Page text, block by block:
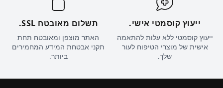
ייעוץ קוסמטי אישי.
ייעוץ קוסמטי ללא עלות להתאמה
אישית של מוצרי הטיפוח לעור
שלך.
תשלום מאובטח SSL.
האתר מוצפן ומאובטח תחת
תקני אבטחת המידע המחמירים
ביותר.